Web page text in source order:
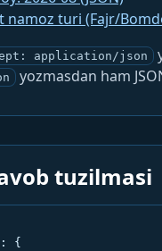
namoz turi (Fajr/
application/json
yozmasdan ham
tuzilmasi
{